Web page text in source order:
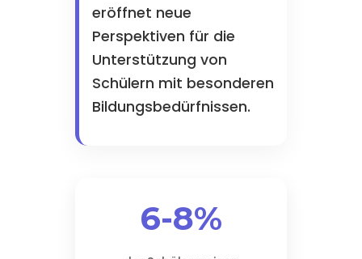
eröffnet neue
Perspektiven für die
Unterstützung von
Schülern mit besonderen
Bildungsbedürfnissen.
6-8%